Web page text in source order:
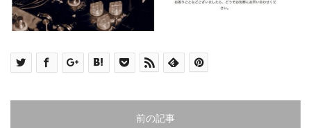
前の記事